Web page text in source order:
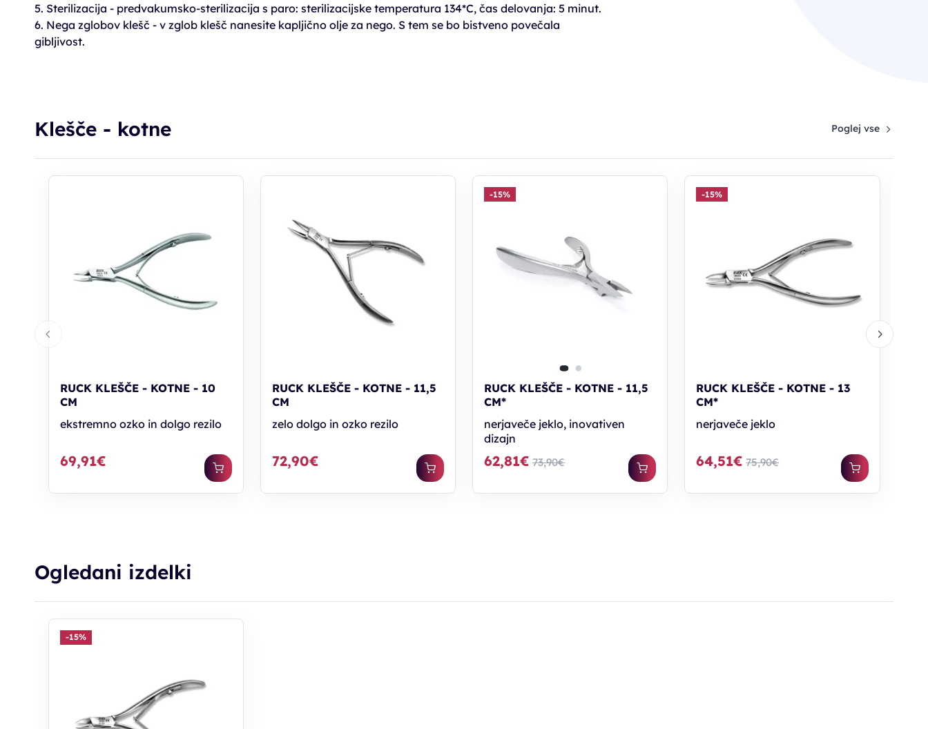
5. Sterilizacija - predvakumsko-sterilizacija s paro: sterilizacijske temperatura 134*C, čas delovanja: 5 minut.
6. Nega zglobov klešč - v zglob klešč nanesite kapljično olje za nego. S tem se bo bistveno povečala
gibljivost.
Klešče - kotne Poglej vse
RUCK KLEŠČE - KOTNE - 10
CM
ekstremno ozko in dolgo rezilo
69,91€
RUCK KLEŠČE - KOTNE - 11,5
CM
zelo dolgo in ozko rezilo
72,90€
-15%
RUCK KLEŠČE - KOTNE - 11,5
CM*
nerjaveče jeklo, inovativen
dizajn
62,81€ 73,90€
-15%
RUCK KLEŠČE - KOTNE - 13
CM*
nerjaveče jeklo
64,51€ 75,90€
Ogledani izdelki
-15%